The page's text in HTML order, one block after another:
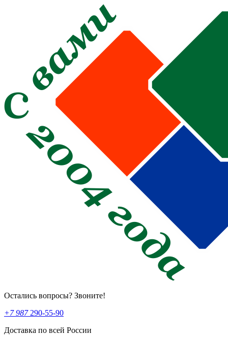
Остались вопросы? Звоните!
+7 987290-55-90
Доставка по всей России